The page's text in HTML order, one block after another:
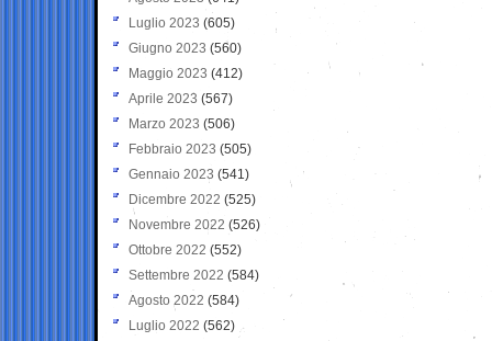
Luglio 2023 (605)
Giugno 2023 (560)
Maggio 2023 (412)
Aprile 2023 (567)
Marzo 2023 (506)
Febbraio 2023 (505)
Gennaio 2023 (541)
Dicembre 2022 (525)
Novembre 2022 (526)
Ottobre 2022 (552)
Settembre 2022 (584)
Agosto 2022 (584)
Luglio 2022 (562)